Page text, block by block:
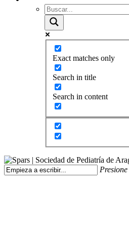
Exact matches only
Search in title
Search in content